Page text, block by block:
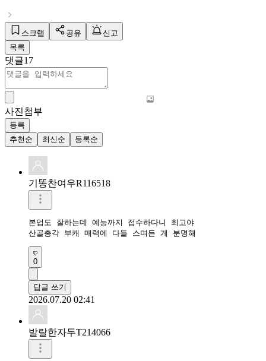
스크랩 공유
신고
목록
댓글17
사진첨부
등록
추천순
최신순 등록순
기똥찬여우R116518
본업도 잘하는데 예능까지 접수하다니 최고야
산골총각 부캐 매력에 다들 스며든 게 분명해
0
답글 쓰기
2026.07.20 02:41
발랄한자두T214066